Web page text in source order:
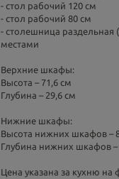
- стол рабочий 120 см
- стол рабочий 80 см
- столешница
местами
Верхние шкафы:
Высота – 71,6 см
Глубина – 29,6 см
Нижние шкафы:
Высота нижних шкафов –
Глубина нижних шкафов –
Цена указана за кухню на